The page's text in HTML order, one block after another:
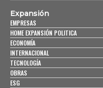
Expansión
EMPRESAS
HOME EXPANSIÓN POLITICA
ECONOMÍA
INTERNACIONAL
TECNOLOGÍA
OBRAS
ESG